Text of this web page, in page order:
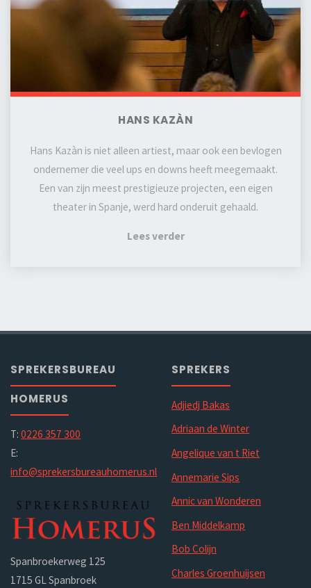
HANS KAZÀN
Hans Kazàn is niet alleen artiest, maar ook een bevlogen
ondernemer die veel ups en downs heeft meegemaakt.
Een van zijn meest prestigieuze projecten, een eigen
theater in Spanje, werd hard onderuit gehaald.
Lees verder
SPREKERSBUREAU
HOMERUS
T:0226 357 300
E:
info@sprekersbureauhomerus.nl
Spanbroekerweg 125
1715 GL Spanbroek
SPREKERS
Adjiedj Bakas
Adriaan de Winter
Angelique van t Riet
Annemarie Sips
Annic van Wonderen
Ben Middelkamp
Bob Colijn
Charles Groenhuijsen